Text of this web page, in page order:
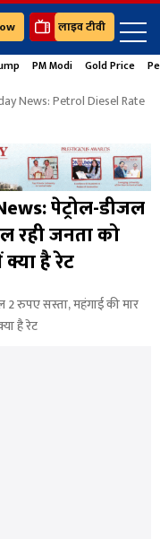
लाइव टीवी
PM Modi Gold Price
News: Petrol Diesel Rate
पेट्रोल-डीजल
रही जनता को
है रेट
रुपए सस्ता, महंगाई की मार
है रेट